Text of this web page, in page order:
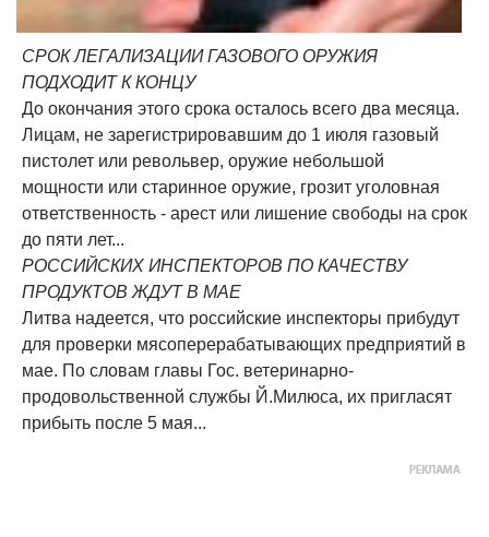
СРОК ЛЕГАЛИЗАЦИИ ГАЗОВОГО ОРУЖИЯ
ПОДХОДИТ К КОНЦУ
До окончания этого срока осталось всего два месяца.
Лицам, не зарегистрировавшим до 1 июля газовый
пистолет или револьвер, оружие небольшой
мощности или старинное оружие, грозит уголовная
ответственность - арест или лишение свободы на срок
до пяти лет...
РОССИЙСКИХ ИНСПЕКТОРОВ ПО КАЧЕСТВУ
ПРОДУКТОВ ЖДУТ В МАЕ
Литва надеется, что российские инспекторы прибудут
для проверки мясоперерабатывающих предприятий в
мае. По словам главы Гос. ветеринарно-
продовольственной службы Й.Милюса, их пригласят
прибыть после 5 мая...